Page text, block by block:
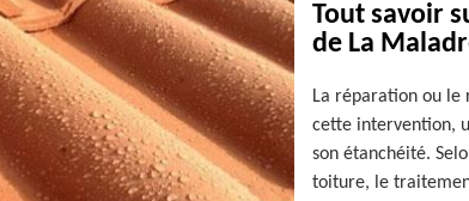
Tout savoir
de La
La réparation ou le
cette intervention,
son étanchéité.
toiture, le